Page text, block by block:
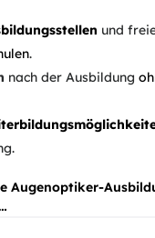
und
.
nach der Ausbildung
Augenoptiker-